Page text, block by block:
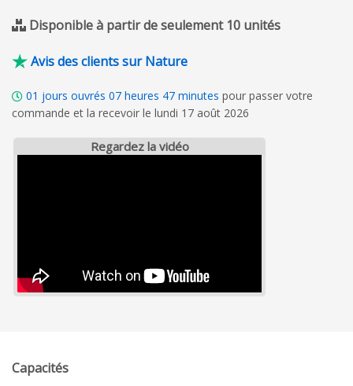
Disponible à partir de seulement 10 unités
Avis des clients sur Nature
01 jours ouvrés 07 heures 47 minutes pour passer votre
commande et la recevoir le lundi 17 août 2026
Regardez la vidéo
Capacités